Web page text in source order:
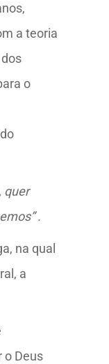
a teoria
o
quer
.
na qual
a
o Deus